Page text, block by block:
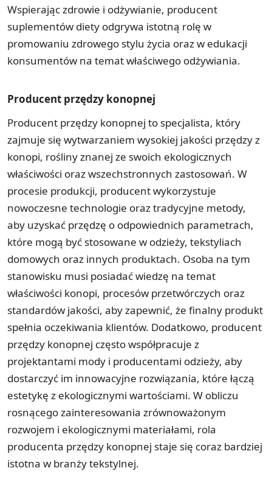
Wspierając zdrowie i odżywianie, producent
suplementów diety odgrywa istotną rolę w
promowaniu zdrowego stylu życia oraz w edukacji
konsumentów na temat właściwego odżywiania.
Producent przędzy konopnej
Producent przędzy konopnej to specjalista, który
zajmuje się wytwarzaniem wysokiej jakości przędzy z
konopi, rośliny znanej ze swoich ekologicznych
właściwości oraz wszechstronnych zastosowań. W
procesie produkcji, producent wykorzystuje
nowoczesne technologie oraz tradycyjne metody,
aby uzyskać przędzę o odpowiednich parametrach,
które mogą być stosowane w odzieży, tekstyliach
domowych oraz innych produktach. Osoba na tym
stanowisku musi posiadać wiedzę na temat
właściwości konopi, procesów przetwórczych oraz
standardów jakości, aby zapewnić, że finalny produkt
spełnia oczekiwania klientów. Dodatkowo, producent
przędzy konopnej często współpracuje z
projektantami mody i producentami odzieży, aby
dostarczyć im innowacyjne rozwiązania, które łączą
estetykę z ekologicznymi wartościami. W obliczu
rosnącego zainteresowania zrównoważonym
rozwojem i ekologicznymi materiałami, rola
producenta przędzy konopnej staje się coraz bardziej
istotna w branży tekstylnej.